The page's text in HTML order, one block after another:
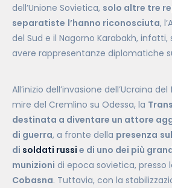
dell’Unione Sovietica, solo altre tre
separatiste l’hanno riconosciuta,
del Sud e il Nagorno Karabakh,
avere rappresentanze diplomatiche
All’inizio dell’invasione dell’Ucraina
mire del Cremlino su Odessa, la
destinata a diventare un attore
di guerra, a fronte della presenza
di soldati russi e di uno dei più
munizioni di epoca sovietica, presso
Cobasna. Tuttavia, con la